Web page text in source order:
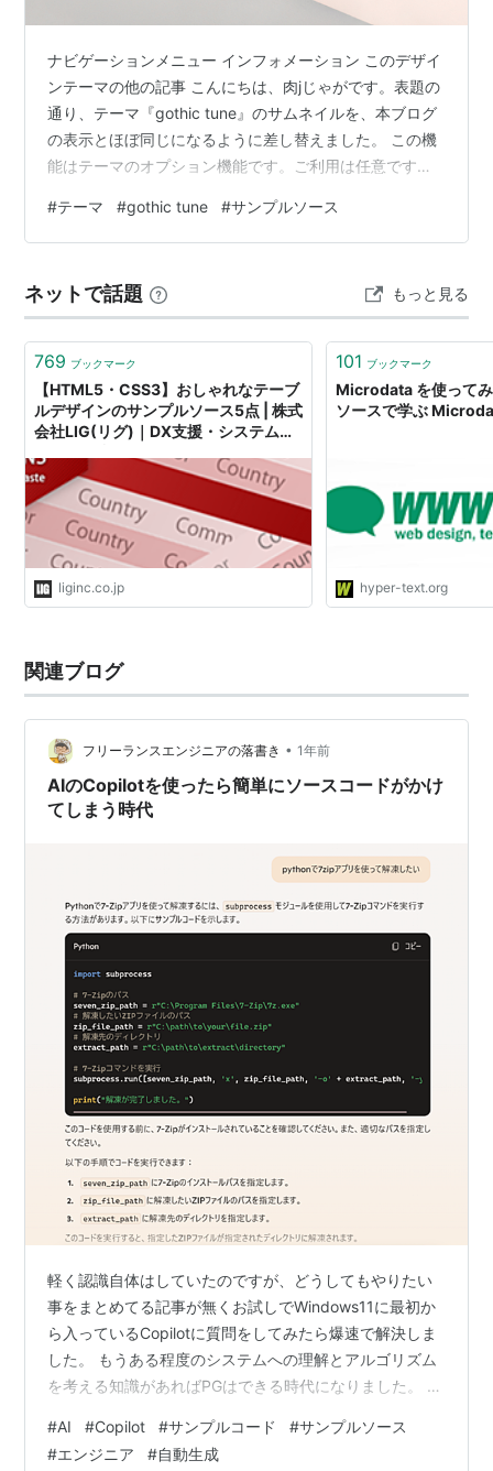
ナビゲーションメニュー インフォメーション このデザイ
ンテーマの他の記事 こんにちは、肉jじゃがです。表題の
通り、テーマ『gothic tune』のサムネイルを、本ブログ
の表示とほぼ同じになるように差し替えました。 この機
能はテーマのオプション機能です。ご利用は任意です。
ちらの機能を使わなくてもテーマをご利用いただけま
す。 なお、今回の変更はサムネイルの差し替えのみで
ル頂いている方は今まで同様にテーマをご利用いただけ
ます。以下のソースコードは、既存の機能のつかいかた
の一例です。「既存の機能の組み…
#テーマ #gothic tune #サンプルソース
ネットで話題 もっと見る
769 ブックマーク
【HTML5・CSS3】おしゃれなテーブ
ルデザインのサンプルソース5点 | 株式
会社LIG(リグ)｜DX支援・システム開
liginc.co.jp
101 ブックマーク
Microdata を使って
ソースで学ぶ
hyper-text.org
関連ブログ
フリーランスエンジニアの落書き • 1年前
AIのCopilotを使ったら簡単にソースコードがかけ
てしまう時代
軽く認識自体はしていたのですが、どうしてもやりたい
事をまとめてる記事が無くお試しでWindows11に最初か
ら入っているCopilotに質問をしてみたら爆速で解決しま
した。 もうある程度のシステムへの理解とアルゴリズム
を考える知識があればPGはできる時代になりました。 サ
かった時の代案も素晴らしい エラーコードをそのまま書
けばなぜエラーなのかを教えてくれる。 必ずサンプルコ
#AI #Copilot #サンプルコード #サンプルソース
#エンジニア #自動生成